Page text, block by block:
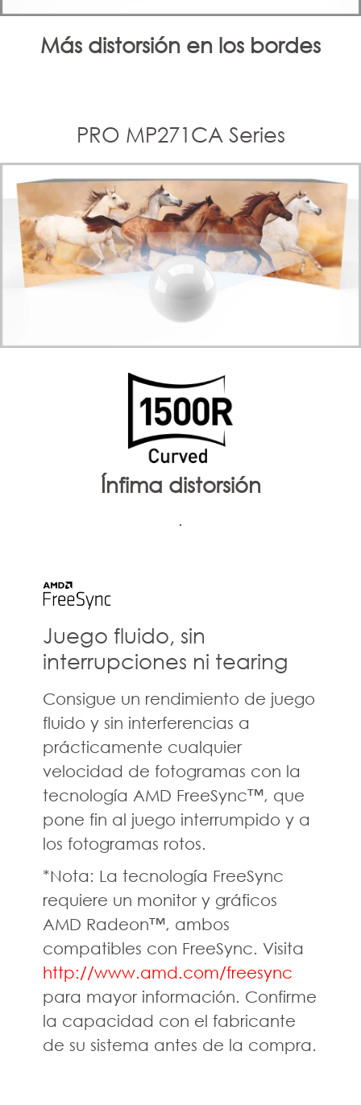
Más distorsión en los bordes
PRO MP271CA Series
Ínfima distorsión
.
Juego fluido, sin
interrupciones ni tearing
Consigue un rendimiento de juego
fluido y sin interferencias a
prácticamente cualquier
velocidad de fotogramas con la
tecnología AMD FreeSync™, que
pone fin al juego interrumpido y a
los fotogramas rotos.
*Nota: La tecnología FreeSync
requiere un monitor y gráficos
AMD Radeon™, ambos
compatibles con FreeSync. Visita
http://www.amd.com/freesync
para mayor información. Confirme
la capacidad con el fabricante
de su sistema antes de la compra.